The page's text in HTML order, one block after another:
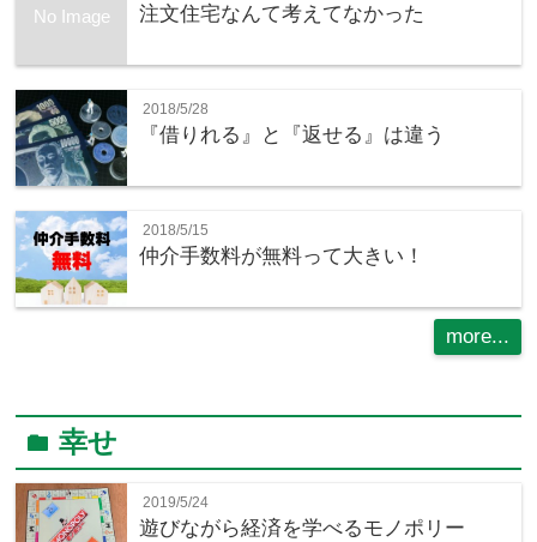
No Image 注文住宅なんて考えてなかった
2018/5/28
『借りれる』と『返せる』は違う
2018/5/15
仲介手数料が無料って大きい！
more...
folder幸せ
2019/5/24
遊びながら経済を学べるモノポリー